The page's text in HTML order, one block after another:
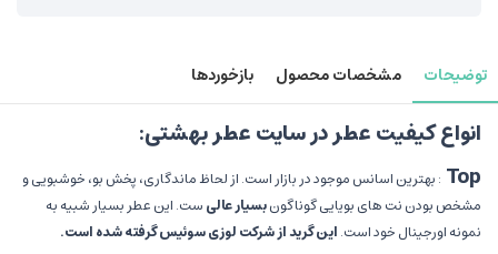
توضیحات مشخصات محصول بازخوردها
انواع کیفیت عطر در سایت عطر بهشتی:
Top
:بهترین اسانس موجود در بازار است. از لحاظ ماندگاری، پخش بو، خوشبویی و
مشخص بودن نت های بویایی گوناگونبسیار عالیست. این عطر بسیار شبیه به
نمونه اورجینال خود است.این گرید از شرکت لوزی سوئیس گرفته شده است.